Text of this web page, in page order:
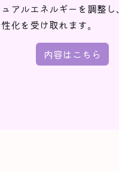
アルエネルギーを調整し、
化を受け取れます。
内容はこちら